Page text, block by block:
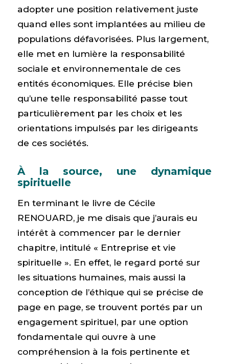
adopter une position relativement juste
quand elles sont implantées au milieu de
populations défavorisées. Plus largement,
elle met en lumière la responsabilité
sociale et environnementale de ces
entités économiques. Elle précise bien
qu’une telle responsabilité passe tout
particulièrement par les choix et les
orientations impulsés par les dirigeants
de ces sociétés.
À la source, une dynamique
spirituelle
En terminant le livre de Cécile
RENOUARD, je me disais que j’aurais eu
intérêt à commencer par le dernier
chapitre, intitulé « Entreprise et vie
spirituelle ». En effet, le regard porté sur
les situations humaines, mais aussi la
conception de l’éthique qui se précise de
page en page, se trouvent portés par un
engagement spirituel, par une option
fondamentale qui ouvre à une
compréhension à la fois pertinente et